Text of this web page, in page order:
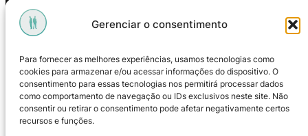
Gerenciar o consentimento
Para fornecer as melhores experiências, usamos tecnologias como
cookies para armazenar e/ou acessar informações do dispositivo. O
consentimento para essas tecnologias nos permitirá processar dados
como comportamento de navegação ou IDs exclusivos neste site. Não
consentir ou retirar o consentimento pode afetar negativamente certos
recursos e funções.
Política de Privacidade
Política de Troca e Devoluções
Política de Reembolso